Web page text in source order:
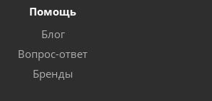
Помощь
Блог
Вопрос-ответ
Бренды